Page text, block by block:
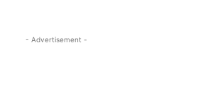
- Advertisement -